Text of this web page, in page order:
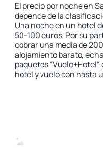
El precio por noche en
depende de la
Una noche en un hotel
50-100 euros. Por su
cobrar una media de
alojamiento barato,
paquetes
hotel y vuelo con hasta